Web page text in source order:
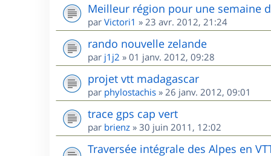
Meilleur région pour une semaine
par Victori1 » 23 avr. 2012, 21:24
rando nouvelle zelande
par j1j2 » 01 janv. 2012, 09:28
projet vtt madagascar
par phylostachis » 26 janv. 2012, 09:01
trace gps cap vert
par brienz » 30 juin 2011, 12:02
Traversée intégrale des Alpes en